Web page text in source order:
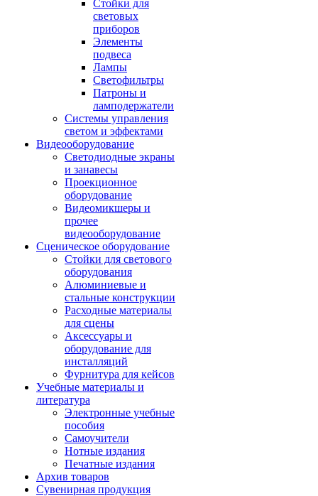
Стойки для
световых
приборов
Элементы
подвеса
Лампы
Светофильтры
Патроны и
ламподержатели
Системы управления
светом и эффектами
Видеооборудование
Светодиодные экраны
и занавесы
Проекционное
оборудование
Видеомикшеры и
прочее
видеооборудование
Сценическое оборудование
Стойки для светового
оборудования
Алюминиевые и
стальные конструкции
Расходные материалы
для сцены
Аксессуары и
оборудование для
инсталляций
Фурнитура для кейсов
Учебные материалы и
литература
Электронные учебные
пособия
Самоучители
Нотные издания
Печатные издания
Архив товаров
Сувенирная продукция